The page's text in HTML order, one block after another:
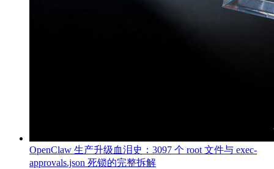
OpenClaw 生产升级血泪史：3097 个 root 文件与 exec-
approvals.json 死锁的完整拆解